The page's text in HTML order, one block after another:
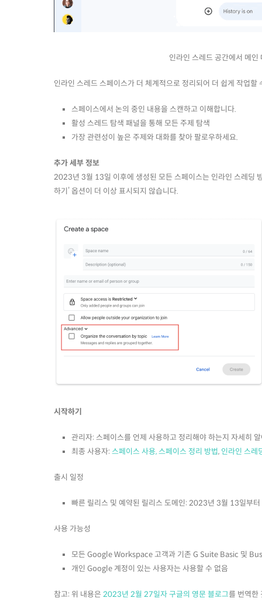
인라인 스레드 공간에서 메
인라인 스레드 스페이스가 더 체계적으로 정리되어 더 쉽게 작업할
스페이스에서 논의 중인 내용을 스캔하고 이해합니다.
활성 스레드 탐색 패널을 통해 모든 주제 탐색
가장 관련성이 높은 주제와 대화를 찾아 팔로우하세요.
추가 세부 정보
2023년 3월 13일 이후에 생성된 모든 스페이스는 인라인 스레딩
하기’ 옵션이 더 이상 표시되지 않습니다.
시작하기
관리자: 스페이스를 언제 사용하고 정리해야 하는지 자세히
최종 사용자: 스페이스 사용, 스페이스 정리 방법, 인라인 스레
출시 일정
빠른 릴리스 및 예약된 릴리스 도메인: 2023년 3월 13일부
사용 가능성
모든 Google Workspace 고객과 기존 G Suite Basic 및
개인 Google 계정이 있는 사용자는 사용할 수 없음
참고: 위 내용은 2023년 2월 27일자 구글의 영문 블로그를 번역한